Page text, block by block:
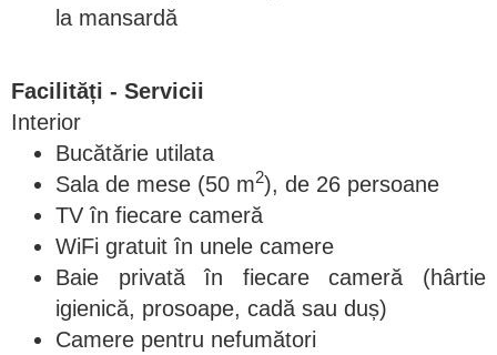
la mansardă
Facilități - Servicii
Interior
Bucătărie utilata
Sala de mese (50 m2), de 26 persoane
TV în fiecare cameră
WiFi gratuit în unele camere
Baie privată în fiecare cameră (hârtie
igienică, prosoape, cadă sau duș)
Camere pentru nefumători